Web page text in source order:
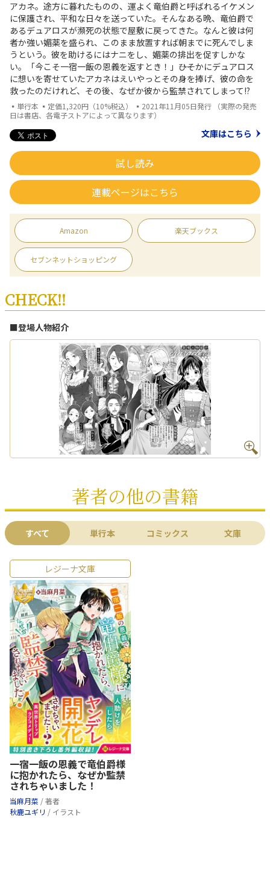
アカネ。途方に暮れたものの、運よく竜伯爵と呼ばれるイケメン
に保護され、平和な日々を送っていた。そんなある晩、竜伯爵で
あるデュアロスが瀕死の状態で屋敷に戻ってきた。なんと彼は何
者か強い媚薬を盛られ、このまま放置すれば朝までに死んでしま
うという。彼を助けるにはナニをし、媚薬の排出を促すしかな
い。「今こそ一宿一飯の恩義を返すとき！」――ひそかにデュアロス
に想いを寄せていたアカネはえいやっとその身を捧げ、彼の命を
救ったのだけれど、その後、なぜか彼から監禁されてしまって!?
▪単行本 ▪定価1,320円（10%税込） ▪2021年11月05日発行 （実際の発売
日は書店、各電子ストアによって異なります）
文庫はこちら
試し読み
連載ページはこちら
Amazon 楽天ブックス
セブンネットショッピング
CHECK!!
■登場人物紹介
著者の他の書籍
すべて 単行本 コミックス 文庫
レジーナ文庫
一宿一飯の恩義で竜伯爵様
に抱かれたら、なぜか監禁
されちゃいました！
当麻月菜 / 著者
秋鹿ユギリ / イラスト